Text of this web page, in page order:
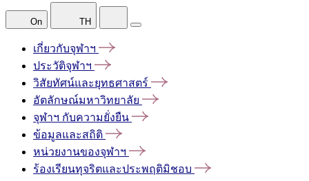
On TH
เกี่ยวกับจุฬาฯ
ประวัติจุฬาฯ
วิสัยทัศน์และยุทธศาสตร์
อัตลักษณ์มหาวิทยาลัย
จุฬาฯ กับความยั่งยืน
ข้อมูลและสถิติ
หน่วยงานของจุฬาฯ
ร้องเรียนทุจริตและประพฤติมิชอบ